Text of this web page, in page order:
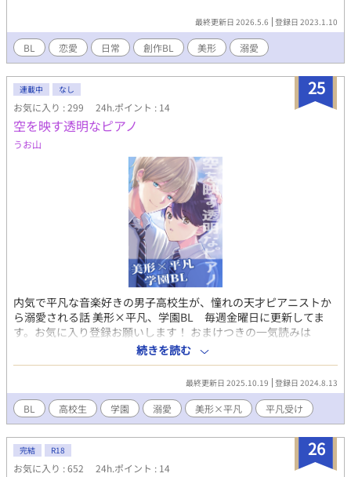
最終更新日 2026.5.6 登録日 2023.1.10
BL 恋愛 日常 創作BL 美形 溺愛
25
連載中 なし
お気に入り : 299 24h.ポイント : 14
空を映す透明なピアノ
うお山
内気で平凡な音楽好きの男子高校生が、憧れの天才ピアニストか
ら溺愛される話 美形×平凡、学園BL 毎週金曜日に更新してま
す。お気に入り登録お願いします！ おまけつきの一気読みは
https://t.co/fY7k06D6kR（kindleインディーズ アソシエイト）
ファンボで先行配信してます https://uoyama.fanbox.cc/
続きを読む
最終更新日 2025.10.19 登録日 2024.8.13
BL 高校生 学園 溺愛 美形×平凡 平凡受け
26
完結 R18
お気に入り : 652 24h.ポイント : 14